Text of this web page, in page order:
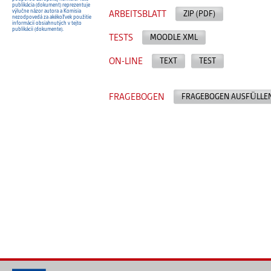
publikácia (dokument) reprezentuje
výlučne názor autora a Komisia
nezodpovedá za akékoľvek použitie
informácií obsiahnutých v tejto
publikácii (dokumente).
ARBEITSBLATT ZIP (PDF)
TESTS MOODLE XML
ON-LINE TEXT TEST
FRAGEBOGEN FRAGEBOGEN